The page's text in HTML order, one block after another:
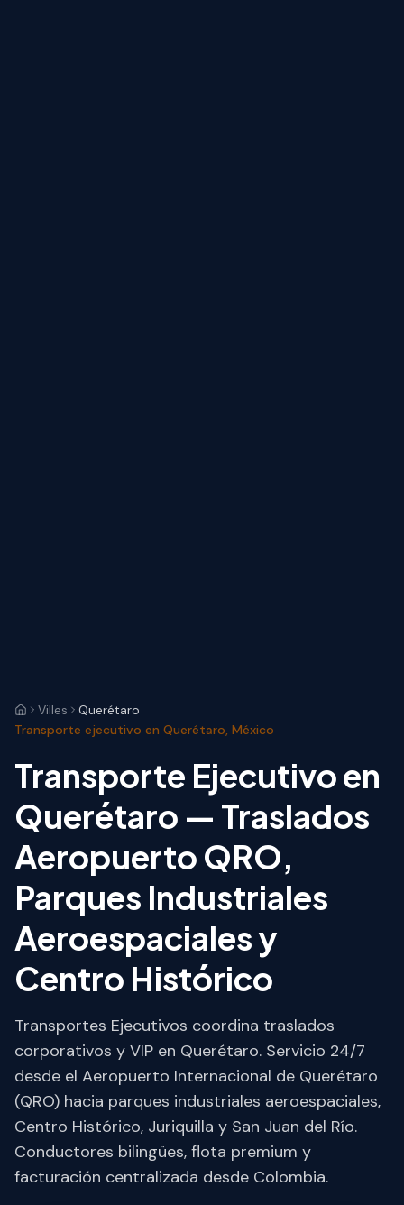
Villes
Querétaro
Transporte ejecutivo en Querétaro, México
Transporte Ejecutivo en
Querétaro — Traslados
Aeropuerto QRO,
Parques Industriales
Aeroespaciales y
Centro Histórico
Transportes Ejecutivos coordina traslados
corporativos y VIP en Querétaro. Servicio 24/7
desde el Aeropuerto Internacional de Querétaro
(QRO) hacia parques industriales aeroespaciales,
Centro Histórico, Juriquilla y San Juan del Río.
Conductores bilingües, flota premium y
facturación centralizada desde Colombia.